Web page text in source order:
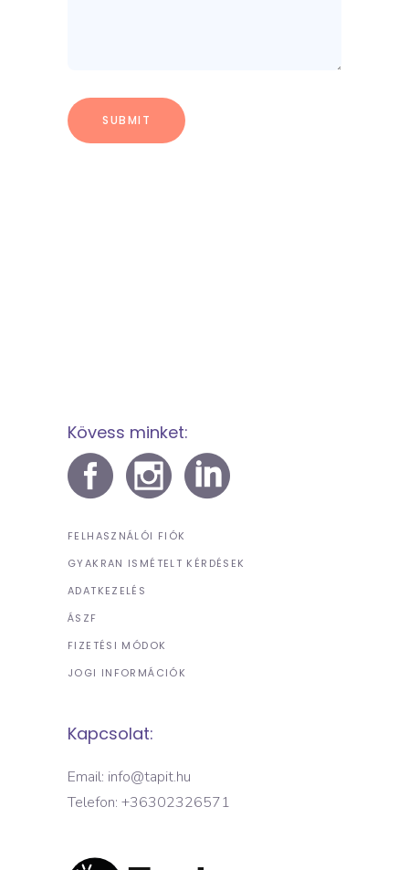
Kövess minket:
FELHASZNÁLÓI FIÓK
GYAKRAN ISMÉTELT KÉRDÉSEK
ADATKEZELÉS
ÁSZF
FIZETÉSI MÓDOK
JOGI INFORMÁCIÓK
Kapcsolat:
Email: info@tapit.hu
Telefon: +36302326571